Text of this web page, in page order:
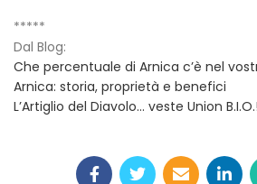
*****
Dal Blog:
Che percentuale di Arnica c’è nel
Arnica: storia, proprietà e benefici
L’Artiglio del Diavolo… veste Union B.I.O.!